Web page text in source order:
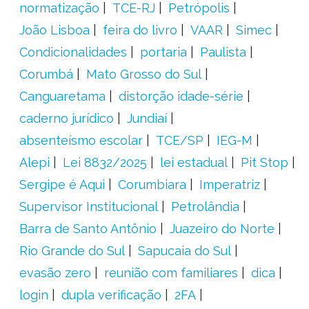
normatização
TCE-RJ
Petrópolis
João Lisboa
feira do livro VAAR
Simec
Condicionalidades
portaria
Paulista
Corumbá
Mato Grosso do Sul
Canguaretama
distorção idade-série
caderno jurídico
Jundiaí
absenteísmo escolar
TCE/SP
IEG-M
Alepi
Lei 8832/2025 lei estadual
Pit Stop
Sergipe é Aqui
Corumbiara
Imperatriz
Supervisor Institucional
Petrolândia
Barra de Santo Antônio
Juazeiro do Norte
Rio Grande do Sul
Sapucaia do Sul
evasão zero
reunião com familiares
dica
login
dupla verificação
2FA